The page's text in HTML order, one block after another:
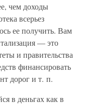
чем доходы
всерьез
ее получить. Вам
— это
и правительства
финансировать
дорог и т. п.
в деньгах как в